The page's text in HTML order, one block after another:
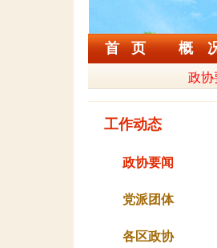
首 页 概
政协
工作动态
政协要闻
党派团体
各区政协